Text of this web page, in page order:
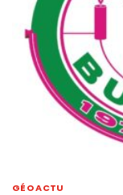
GÉO ACTU